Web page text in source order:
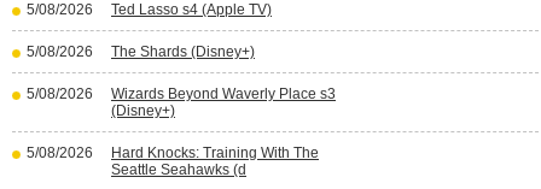
5/08/2026 Ted Lasso s4 (Apple TV)
5/08/2026 The Shards (Disney+)
5/08/2026
Wizards Beyond Waverly Place s3
(Disney+)
5/08/2026
Hard Knocks: Training With The
Seattle Seahawks (d